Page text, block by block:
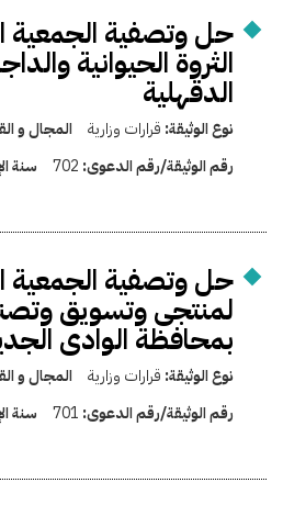
حل وتصفية الجمعية
الثروة الحيوانية
الدقهلية
نوع الوثيقة: قرارات وزارية المجال و
رقم الوثيقة/رقم الدعوى: 702 سنة
حل وتصفية الجمعية
لمنتجى وتسويق
بمحافظة الوادى
نوع الوثيقة: قرارات وزارية المجال و
رقم الوثيقة/رقم الدعوى: 701 سنة